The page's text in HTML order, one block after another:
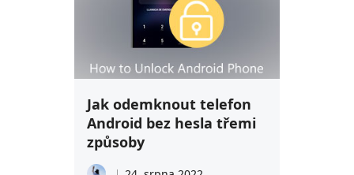
Jak odemknout telefon
Android bez hesla třemi
způsoby